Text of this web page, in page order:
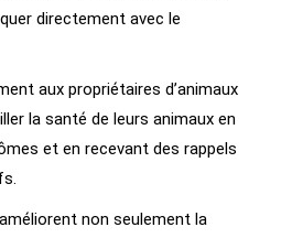
directement avec le
aux propriétaires d’animaux
la santé de leurs animaux en
et en recevant des rappels
non seulement la